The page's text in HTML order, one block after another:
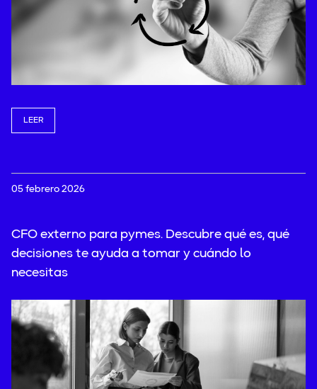
LEER
05 febrero 2026
CFO externo para pymes. Descubre qué es, qué
decisiones te ayuda a tomar y cuándo lo
necesitas